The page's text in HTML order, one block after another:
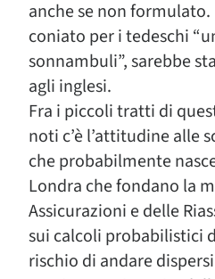
anche se non
coniato per i tedeschi
sonnambuli”, sarebbe
agli inglesi.
Fra i piccoli tratti di
noti c’è l’attitudine alle
che probabilmente
Londra che fondano la
Assicurazioni e delle
sui calcoli probabilistici
rischio di andare